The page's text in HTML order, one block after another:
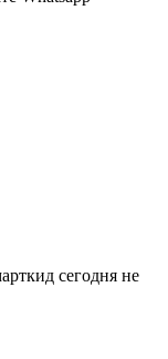
сегодня не